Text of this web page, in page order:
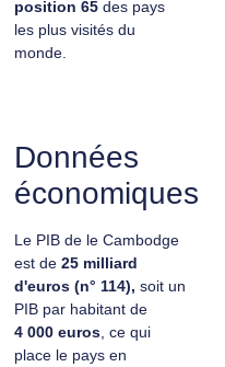
position 65 des pays
les plus visités du
monde.
Données
économiques
Le PIB de le Cambodge
est de 25 milliard
d'euros (n° 114), soit un
PIB par habitant de
4 000 euros , ce qui
place le pays en